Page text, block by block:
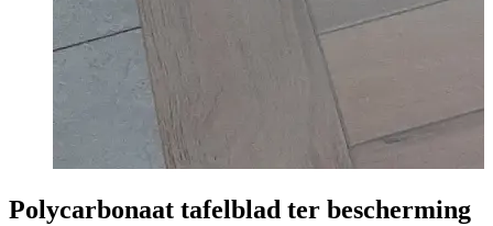
Polycarbonaat tafelblad ter bescherming